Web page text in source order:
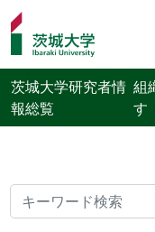
茨城大学研究者情
報総覧
組
す
検索